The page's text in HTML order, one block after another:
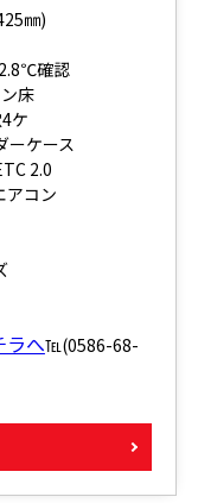
㎜)
確認
床
ケ
ーケース
2.0
コン
へ℡(0586-68-